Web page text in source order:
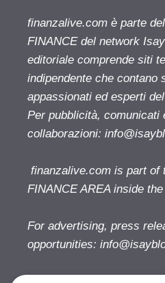
finanzalive.com è parte
FINANCE del network
editoriale comprende siti
indipendente che contano
appassionati ed esperti
Per pubblicità, comunicati
collaborazioni:
finanzalive.com is part of
FINANCE AREA inside
For advertising, press
opportunities: